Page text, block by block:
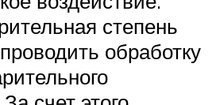
степень
обработку